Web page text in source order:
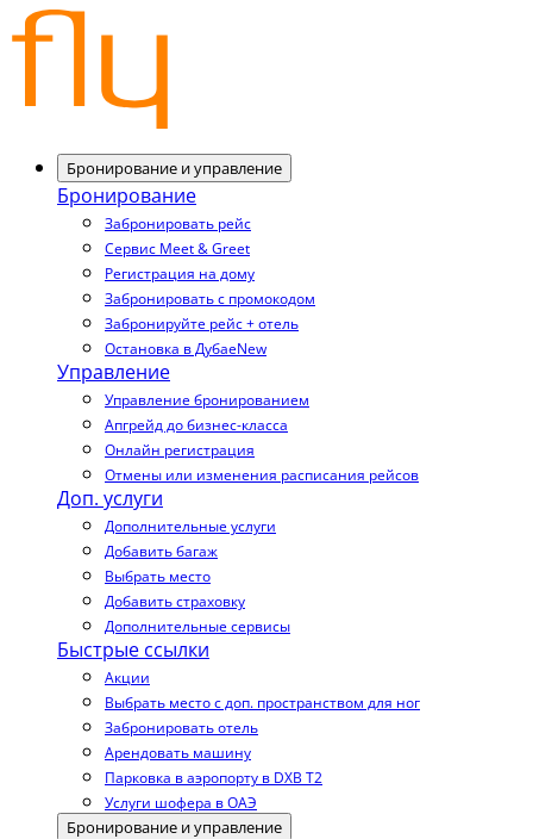
Бронирование и управление
Бронирование
Забронировать рейс
Сервис Meet & Greet
Регистрация на дому
Забронировать с промокодом
Забронируйте рейс + отель
Остановка в ДубаеNew
Управление
Управление бронированием
Апгрейд до бизнес-класса
Онлайн регистрация
Отмены или изменения расписания рейсов
Доп. услуги
Дополнительные услуги
Добавить багаж
Выбрать место
Добавить страховку
Дополнительные сервисы
Быстрые ссылки
Акции
Выбрать место с доп. пространством для ног
Забронировать отель
Арендовать машину
Парковка в аэропорту в DXB T2
Услуги шофера в ОАЭ
Бронирование и управление